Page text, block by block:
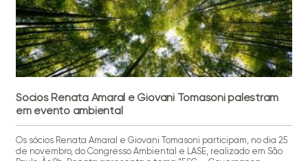
Sócios Renata Amaral e Giovani Tomasoni palestram
em evento ambiental
Os sócios Renata Amaral e Giovani Tomasoni participam, no dia 25
de novembro, do Congresso Ambiental e LASE, realizado em São